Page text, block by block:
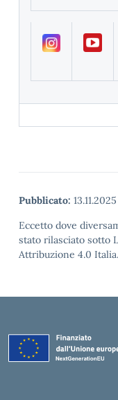
Pubblicato: 13.11.2025
Eccetto dove
stato rilasciato sotto
Attribuzione 4.0 Italia.